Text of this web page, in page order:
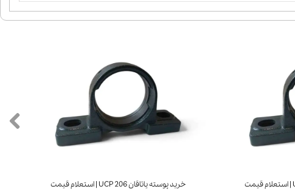
خرید پوسته یاتاقان UCP 206 | استعلام قیمت